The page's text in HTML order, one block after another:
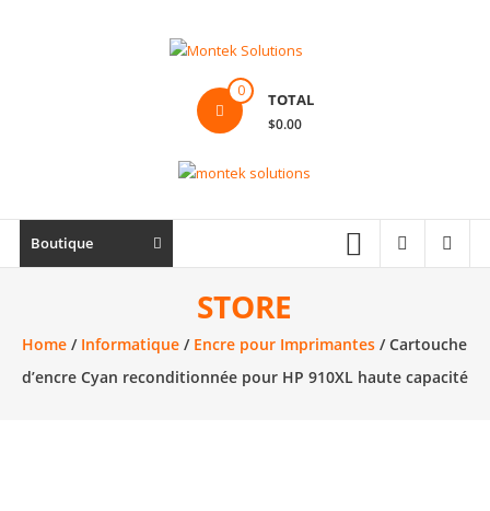
Ordinateur,
électronique
0 TOTAL
$0.00
Boutique
STORE
Home / Informatique / Encre pour Imprimantes / Cartouche
d’encre Cyan reconditionnée pour HP 910XL haute capacité